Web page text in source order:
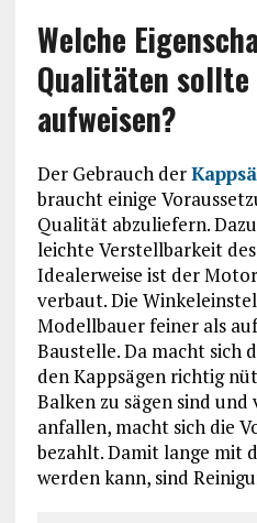
Welche
Qualitäten sollte
aufweisen?
Der Gebrauch der
braucht einige
Qualität abzuliefern.
leichte Verstellbarkeit
Idealerweise ist der
verbaut. Die
Modellbauer feiner als
Baustelle. Da macht sich
den Kappsägen richtig
Balken zu sägen sind
anfallen, macht sich die
bezahlt. Damit lange mit
werden kann, sind